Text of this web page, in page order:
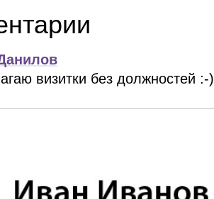
визитки без должностей :‑)